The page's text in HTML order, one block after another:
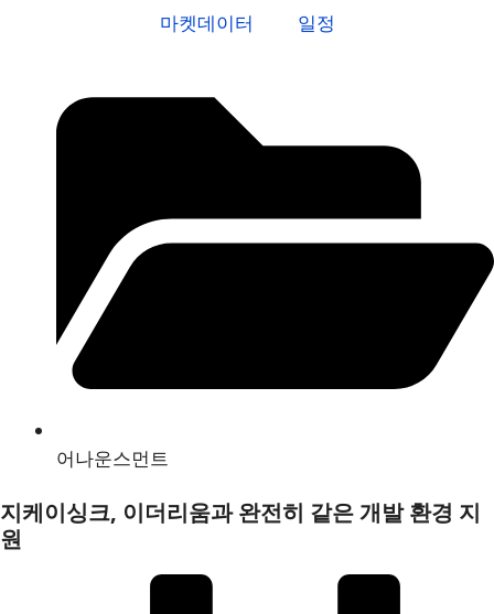
마켓데이터
일정
어나운스먼트
지케이싱크, 이더리움과 완전히 같은 개발 환경 지
원